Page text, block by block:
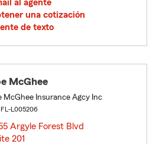
al agente
una cotización
de texto
McGhee
McGhee Insurance Agcy Inc
FL-L005206
Argyle Forest Blvd
201